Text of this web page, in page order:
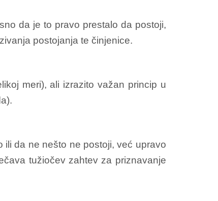
da je to pravo prestalo da postoji,
postojanja te činjenice.
meri), ali izrazito važan princip u
da ne nešto ne postoji, već upravo
tužiočev zahtev za priznavanje